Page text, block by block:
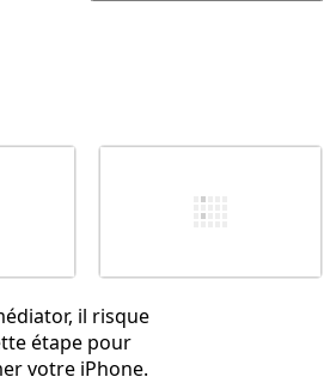
Publier un commentaire
il risque
étape pour
votre iPhone.